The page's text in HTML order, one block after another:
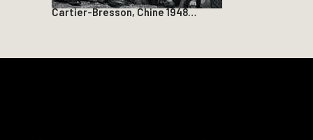
Cartier-Bresson, Chine 1948…